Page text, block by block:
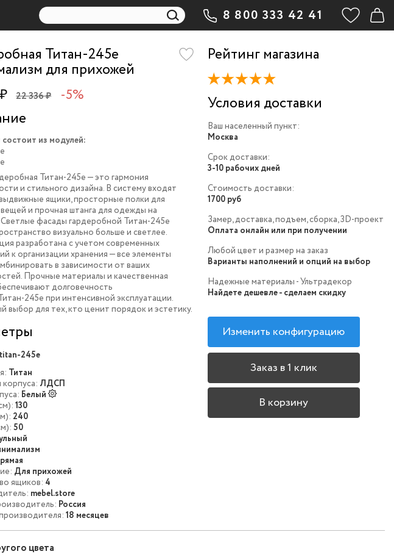
8 800 333 42 41
Титан-245e
для прихожей
22 336 ₽ -5%
из модулей:
Титан-245e — это гармония
и стильного дизайна. В систему входят
ящики, просторные полки для
и прочная штанга для одежды на
Светлые фасады гардеробной Титан-245e
визуально больше и светлее.
разработана с учетом современных
к организации хранения — все элементы
в зависимости от ваших
Прочные материалы и качественная
долговечность
245e при интенсивной эксплуатации.
выбор для тех, кто ценит порядок и эстетику.
titan-245e
Титан
ЛДСП
Белый
130
240
50
Для прихожей
ящиков: 4
mebel.store
Россия
18 месяцев
Рейтинг магазина
Условия доставки
Ваш населенный пункт:
Москва
Срок доставки:
3-10 рабочих дней
Стоимость доставки:
1700 руб
Замер, доставка, подъем, сборка, 3D-проект
Оплата онлайн или при получении
Любой цвет и размер на заказ
Варианты наполнений и опций на выбор
Надежные материалы - Ультрадекор
Найдете дешевле - сделаем скидку
Изменить конфигурацию
Заказ в 1 клик
В корзину
цвета